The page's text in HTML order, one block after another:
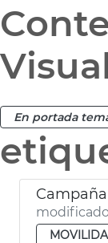
En portada